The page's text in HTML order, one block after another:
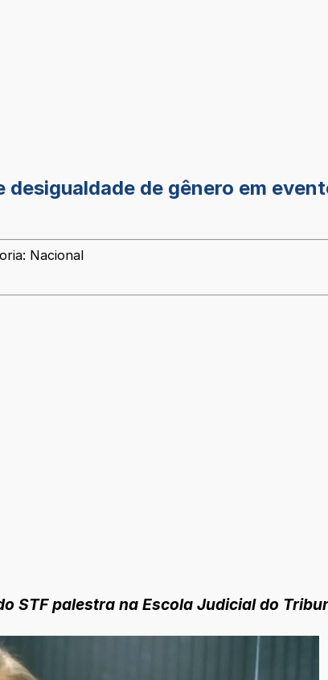
de gênero em
Nacional
STF palestra na Escola Judicial do